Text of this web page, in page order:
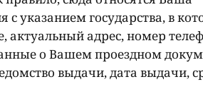
указанием государства, в
актуальный адрес, номер
о Вашем проездном
выдачи, дата выдачи,